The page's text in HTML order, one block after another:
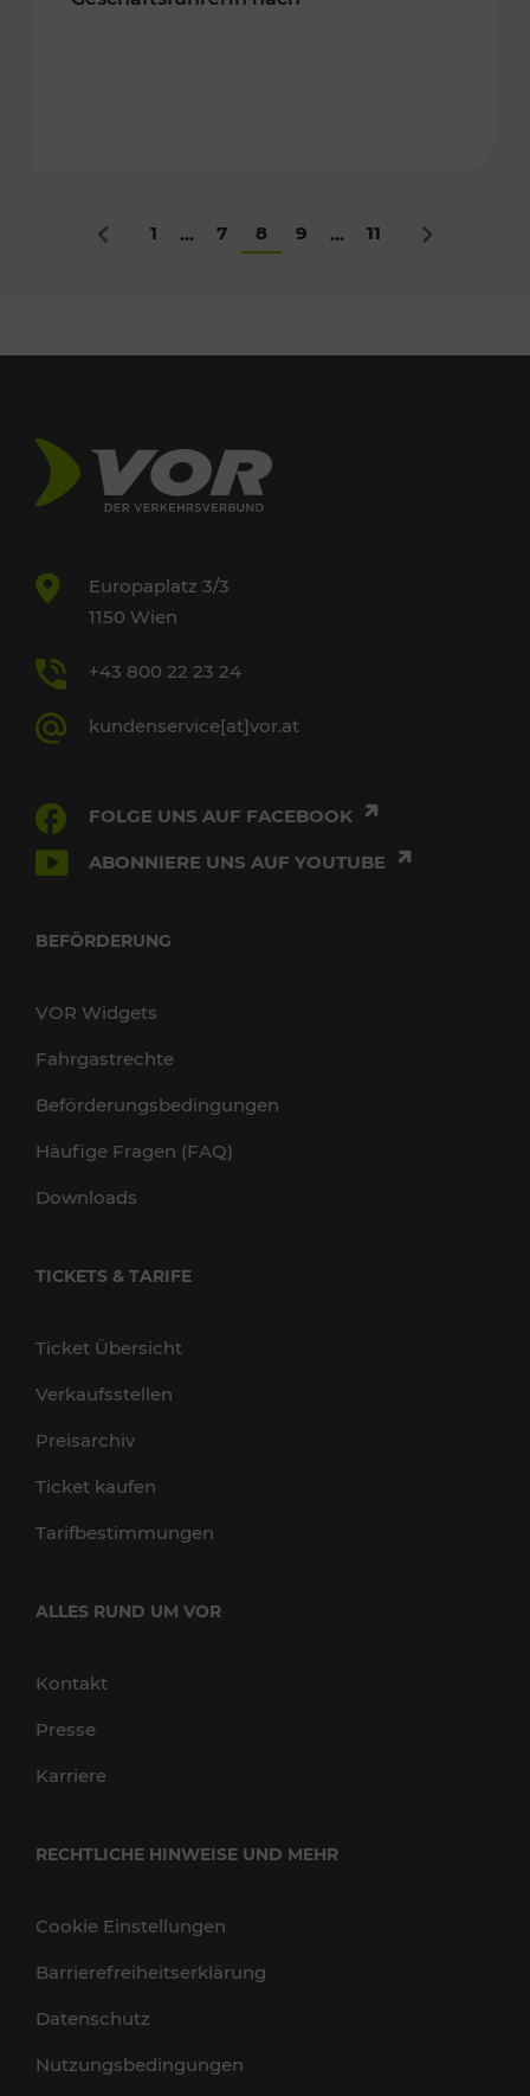
Zurück
1 ... 7 8 9 ... 11 Nächstes
Europaplatz 3/3
1150 Wien
+43 800 22 23 24
kundenservice[at]vor.at
FOLGE UNS AUF FACEBOOK
ABONNIERE UNS AUF YOUTUBE
BEFÖRDERUNG
VOR Widgets
Fahrgastrechte
Beförderungsbedingungen
Häufige Fragen (FAQ)
Downloads
TICKETS & TARIFE
Ticket Übersicht
Verkaufsstellen
Preisarchiv
Ticket kaufen
Tarifbestimmungen
ALLES RUND UM VOR
Kontakt
Presse
Karriere
RECHTLICHE HINWEISE UND MEHR
Cookie Einstellungen
Barrierefreiheitserklärung
Datenschutz
Nutzungsbedingungen